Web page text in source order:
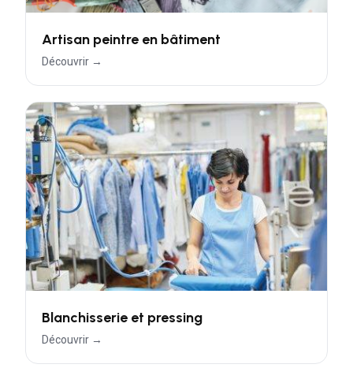
Artisan peintre en bâtiment
Découvrir →
Blanchisserie et pressing
Découvrir →